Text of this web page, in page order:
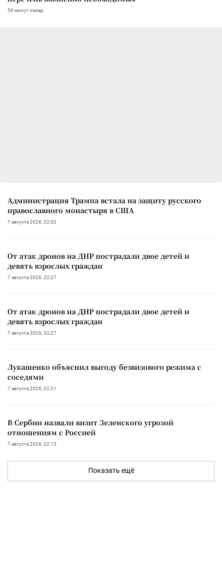
59 минут назад
Администрация Трампа встала на защиту русского
православного монастыря в США
7 августа 2026, 22:32
От атак дронов на ДНР пострадали двое детей и
девять взрослых граждан
7 августа 2026, 22:27
От атак дронов на ДНР пострадали двое детей и
девять взрослых граждан
7 августа 2026, 22:27
Лукашенко объяснил выгоду безвизового режима с
соседями
7 августа 2026, 22:21
В Сербии назвали визит Зеленского угрозой
отношениям с Россией
7 августа 2026, 22:13
Показать ещё